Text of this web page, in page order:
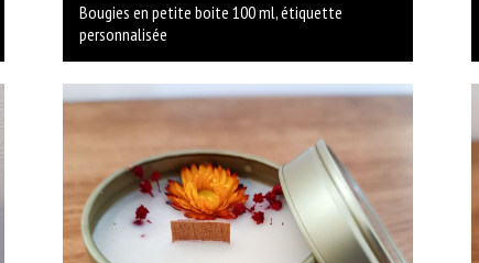
Bougies en petite boite 100 ml, étiquette
personnalisée